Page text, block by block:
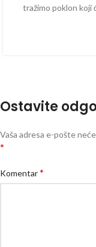
tražimo poklon koji
Ostavite
Vaša adresa e-pošte
*
Komentar*